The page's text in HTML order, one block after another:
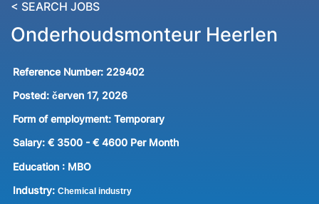
< SEARCH JOBS
Onderhoudsmonteur Heerlen
Reference Number: 229402
Posted: červen 17, 2026
Form of employment: Temporary
Salary: € 3500 - € 4600 Per Month
Education : MBO
Industry: Chemical industry